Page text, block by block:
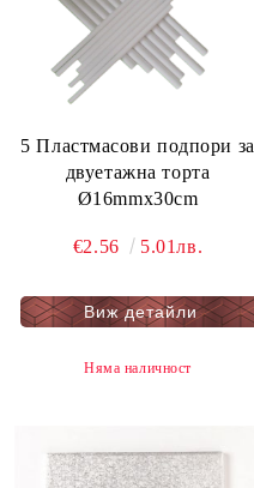
5 Пластмасови подпори за
двуетажна торта
Ø16mmx30cm
€2.56 5.01лв.
Виж детайли
Няма наличност